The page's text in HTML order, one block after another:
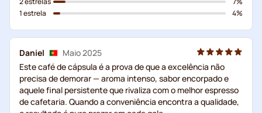
1 estrela
4%
Daniel
Maio 2025
Este café de cápsula é a prova de que a excelência não
precisa de demorar — aroma intenso, sabor encorpado e
aquele final persistente que rivaliza com o melhor espresso
de cafetaria. Quando a conveniência encontra a qualidade,